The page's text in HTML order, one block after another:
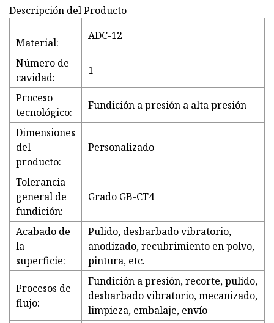
Descripción del Producto
Material:
ADC-12
Número de
cavidad:
1
Proceso
tecnológico:
Fundición a presión a alta presión
Dimensiones
del
producto:
Personalizado
Tolerancia
general de
fundición:
Grado GB-CT4
Acabado de
la
superficie:
Pulido, desbarbado vibratorio,
anodizado, recubrimiento en polvo,
pintura, etc.
Procesos de
flujo:
Fundición a presión, recorte, pulido,
desbarbado vibratorio, mecanizado,
limpieza, embalaje, envío